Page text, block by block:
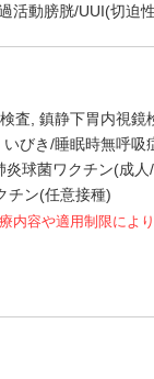
活動膀胱/UUI(切迫
査 鎮静下胃内視鏡
いびき/睡眠時無呼吸
炎球菌ワクチン(成人
チン(任意接種)
容や適用制限によ